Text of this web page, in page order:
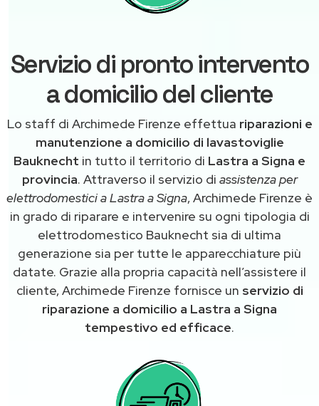
Servizio di pronto intervento
a domicilio del cliente
Lo staff di Archimede Firenze effettua riparazioni e
manutenzione a domicilio di lavastoviglie
Bauknecht in tutto il territorio di Lastra a Signa e
provincia. Attraverso il servizio di assistenza per
elettrodomestici a Lastra a Signa, Archimede Firenze è
in grado di riparare e intervenire su ogni tipologia di
elettrodomestico Bauknecht sia di ultima
generazione sia per tutte le apparecchiature più
datate. Grazie alla propria capacità nell’assistere il
cliente, Archimede Firenze fornisce un servizio di
riparazione a domicilio a Lastra a Signa
tempestivo ed efficace.